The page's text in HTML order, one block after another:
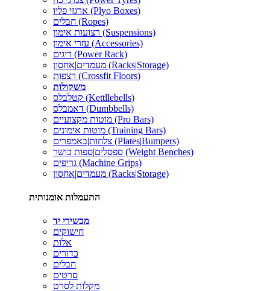
ארגזי פליו (Plyo Boxes)
חבלים (Ropes)
רצועות אימון (Suspensions)
עזרי אימון (Accessories)
ריגים (Power Rack)
מעמדים|אחסון (Racks|Storage)
רצפות (Crossfit Floors)
משקולות
קטלבלס (Kettllebells)
דאמבלס (Dumbbells)
מוטות מקצועיים (Pro Bars)
מוטות אימונים (Training Bars)
צלחות|באמפרים (Plates|Bumpers)
ספסלים|ספות כושר (Weight Benches)
גריפים (Machine Grips)
מעמדים|אחסון (Racks|Storage)
התעמלות אומנותית
מכשירי יד
חישוקים
אלות
כדורים
חבלים
סרטים
מקלות לסרט